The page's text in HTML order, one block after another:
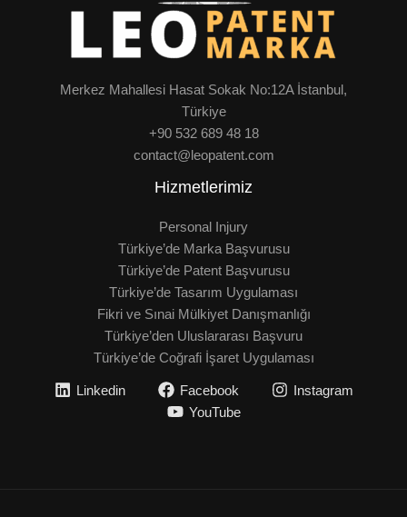
Merkez Mahallesi Hasat Sokak No:12A İstanbul,
Türkiye
+90 532 689 48 18
contact@leopatent.com
Hizmetlerimiz
Personal Injury
Türkiye’de Marka Başvurusu
Türkiye’de Patent Başvurusu
Türkiye’de Tasarım Uygulaması
Fikri ve Sınai Mülkiyet Danışmanlığı
Türkiye’den Uluslararası Başvuru
Türkiye’de Coğrafi İşaret Uygulaması
Linkedin Facebook
Instagram
YouTube